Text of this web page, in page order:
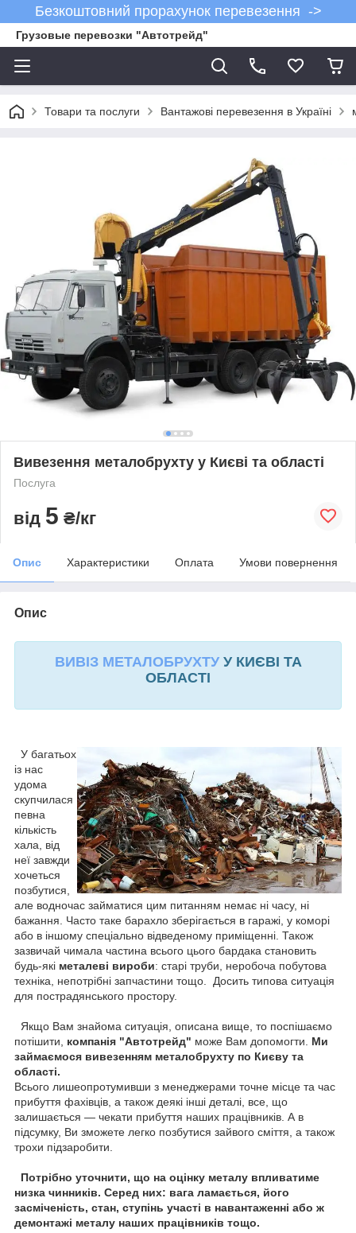
Безкоштовний прорахунок перевезення ->
Грузовые перевозки "Автотрейд"
Товари та послуги Вантажові перевезення в Україні
Вивезення металобрухту у Києві та області
Послуга
від 5 ₴/кг
Опис Характеристики Оплата Умови повернення
Опис
ВИВІЗ МЕТАЛОБРУХТУУ КИЄВІ ТА
ОБЛАСТІ
У багатьох
із нас
удома
скупчилася
певна
кількість
хала, від
неї завжди
хочеться
позбутися,
але водночас займатися цим питанням немає ні часу, ні
бажання. Часто таке барахло зберігається в гаражі, у коморі
або в іншому спеціально відведеному приміщенні. Також
зазвичай чимала частина всього цього бардака становить
будь-які металеві вироби: старі труби, неробоча побутова
техніка, непотрібні запчастини тощо. Досить типова ситуація
для пострадянського простору.
Якщо Вам знайома ситуація, описана вище, то поспішаємо
потішити,
компанія "Автотрейд" може Вам допомогти. Ми
займаємося вивезенням металобрухту по Києву та
області.
Всього лишеопротумивши з менеджерами точне місце та час
прибуття фахівців, а також деякі інші деталі, все, що
залишається — чекати прибуття наших працівників. А в
підсумку, Ви зможете легко позбутися зайвого сміття, а також
трохи підзаробити.
Потрібно уточнити, що на оцінку металу впливатиме
низка чинників. Серед них: вага ламається, його
засміченість, стан, ступінь участі в навантаженні або ж
демонтажі металу наших працівників тощо.